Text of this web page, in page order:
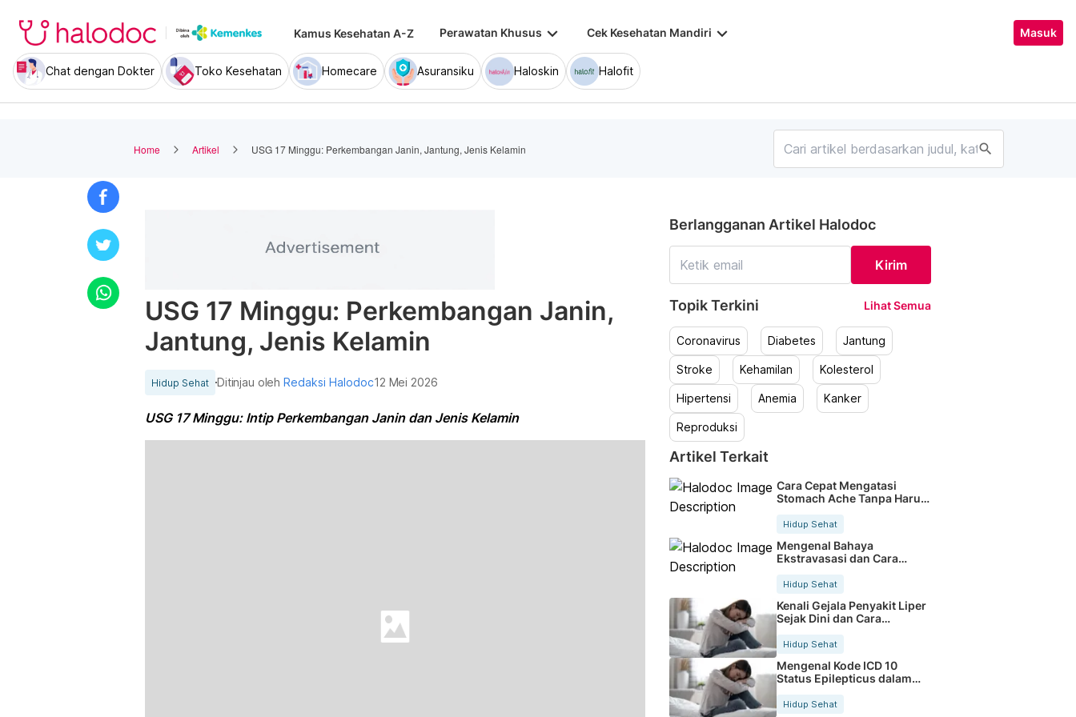
Kamus Kesehatan A-Z Perawatan Khusus keyboard_arrow_down Cek Kesehatan Mandiri keyboard_arrow_down Masuk
Chat dengan Dokter Toko Kesehatan Homecare Asuransiku Haloskin Halofit
Home Artikel USG 17 Minggu: Perkembangan Janin, Jantung, Jenis Kelamin search
USG 17 Minggu: Perkembangan Janin,
Jantung, Jenis Kelamin
Hidup Sehat Ditinjau olehRedaksi Halodoc12 Mei 2026
USG 17 Minggu: Intip Perkembangan Janin dan Jenis Kelamin
Berlangganan Artikel Halodoc
Kirim
Topik Terkini Lihat Semua
Coronavirus Diabetes Jantung
Stroke Kehamilan Kolesterol
Hipertensi Anemia Kanker
Reproduksi
Artikel Terkait
Cara Cepat Mengatasi
Stomach Ache Tanpa Harus
Hidup Sehat
Mengenal Bahaya
Ekstravasasi dan Cara
Hidup Sehat
Kenali Gejala Penyakit Liper
Sejak Dini dan Cara
Hidup Sehat
Mengenal Kode ICD 10
Status Epilepticus dalam
Hidup Sehat